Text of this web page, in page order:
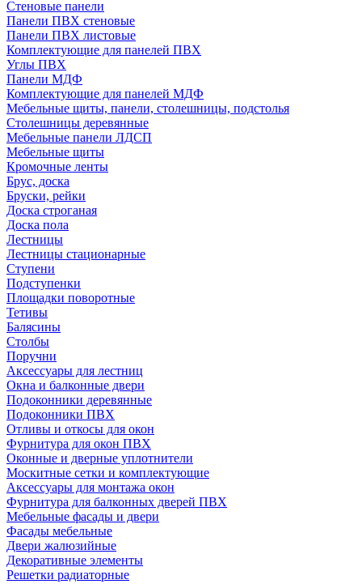
Стеновые панели
Панели ПВХ стеновые
Панели ПВХ листовые
Комплектующие для панелей ПВХ
Углы ПВХ
Панели МДФ
Комплектующие для панелей МДФ
Мебельные щиты, панели, столешницы, подстолья
Столешницы деревянные
Мебельные панели ЛДСП
Мебельные щиты
Кромочные ленты
Брус, доска
Бруски, рейки
Доска строганая
Доска пола
Лестницы
Лестницы стационарные
Ступени
Подступенки
Площадки поворотные
Тетивы
Балясины
Столбы
Поручни
Аксессуары для лестниц
Окна и балконные двери
Подоконники деревянные
Подоконники ПВХ
Отливы и откосы для окон
Фурнитура для окон ПВХ
Оконные и дверные уплотнители
Москитные сетки и комплектующие
Аксессуары для монтажа окон
Фурнитура для балконных дверей ПВХ
Мебельные фасады и двери
Фасады мебельные
Двери жалюзийные
Декоративные элементы
Решетки радиаторные